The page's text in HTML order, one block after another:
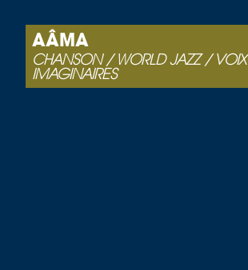
AÂMA
CHANSON / WORLD JAZZ / VOIX
IMAGINAIRES